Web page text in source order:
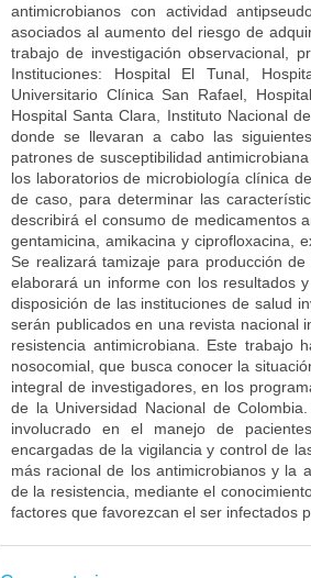
antimicrobianos con actividad
asociados al aumento del riesgo de
trabajo de investigación observacional,
Instituciones: Hospital El Tunal,
Universitario Clínica San Rafael,
Hospital Santa Clara, Instituto Nacional
donde se llevaran a cabo las
patrones de susceptibilidad
los laboratorios de microbiología clínica
de caso, para determinar las
describirá el consumo de medicamentos
gentamicina, amikacina y ciprofloxacina,
Se realizará tamizaje para producción
elaborará un informe con los resultados
disposición de las instituciones de salud
serán publicados en una revista nacional
resistencia antimicrobiana. Este trabajo
nosocomial, que busca conocer la
integral de investigadores, en los
de la Universidad Nacional de
involucrado en el manejo de
encargadas de la vigilancia y control de
más racional de los antimicrobianos y la
de la resistencia, mediante el
factores que favorezcan el ser infectados